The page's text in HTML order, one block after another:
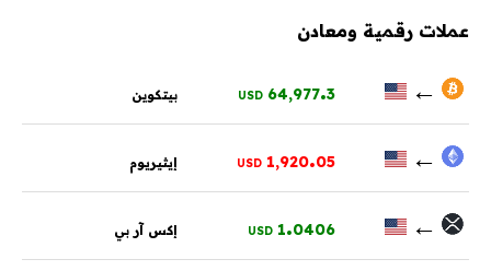
عملات رقمية ومعادن
←
64,977.3
USD بيتكوين
←
1,920.05
USD إيثيريوم
←
1.0406
USD إكس آر بي